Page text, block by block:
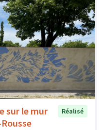
sur le mur
Réalisé